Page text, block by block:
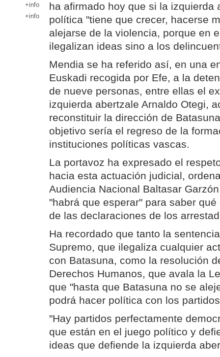
+info
+info
ha afirmado hoy que si la izquierda
política "tiene que crecer, hacerse
alejarse de la violencia, porque en
ilegalizan ideas sino a los
Mendia se ha referido así, en una
Euskadi recogida por Efe, a la
de nueve personas, entre ellas el
izquierda abertzale Arnaldo Otegi,
reconstituir la dirección de
objetivo sería el regreso de la
instituciones políticas vascas.
La portavoz ha expresado el
hacia esta actuación judicial,
Audiencia Nacional Baltasar
"habrá que esperar" para saber
de las declaraciones de los
Ha recordado que tanto la
Supremo, que ilegaliza cualquier
con Batasuna, como la resolución
Derechos Humanos, que avala la
que "hasta que Batasuna no se
podrá hacer política con los
"Hay partidos perfectamente
que están en el juego político y
ideas que defiende la izquierda